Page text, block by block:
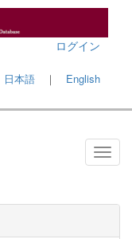
ログイン
日本語 ｜ English